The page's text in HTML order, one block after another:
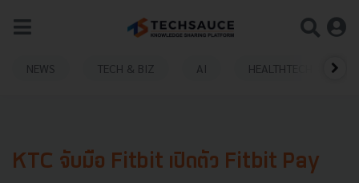
NEWS TECH & BIZ AI HEALTHTECH
KTC จับมือ Fitbit เปิดตัว Fitbit Pay